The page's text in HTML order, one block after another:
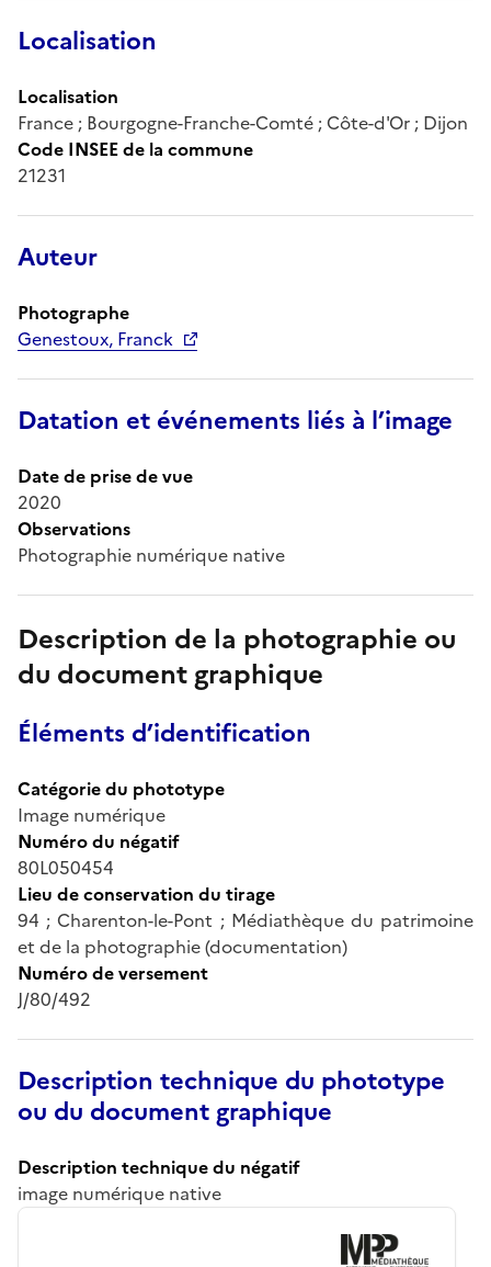
Localisation
Localisation
France ; Bourgogne-Franche-Comté ; Côte-d'Or ; Dijon
Code INSEE de la commune
21231
Auteur
Photographe
Genestoux, Franck
Datation et événements liés à l’image
Date de prise de vue
2020
Observations
Photographie numérique native
Description de la photographie ou
du document graphique
Éléments d’identification
Catégorie du phototype
Image numérique
Numéro du négatif
80L050454
Lieu de conservation du tirage
94 ; Charenton-le-Pont ; Médiathèque du patrimoine
et de la photographie (documentation)
Numéro de versement
J/80/492
Description technique du phototype
ou du document graphique
Description technique du négatif
image numérique native